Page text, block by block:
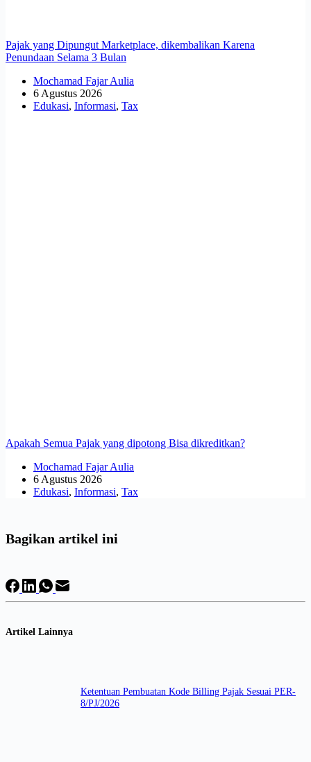
Pajak yang Dipungut Marketplace, dikembalikan Karena
Penundaan Selama 3 Bulan
Mochamad Fajar Aulia
6 Agustus 2026
Edukasi, Informasi, Tax
Apakah Semua Pajak yang dipotong Bisa dikreditkan?
Mochamad Fajar Aulia
6 Agustus 2026
Edukasi, Informasi, Tax
Bagikan artikel ini
Artikel Lainnya
Ketentuan Pembuatan Kode Billing Pajak Sesuai PER-
8/PJ/2026